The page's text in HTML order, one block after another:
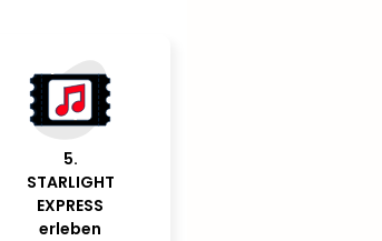
5.
STARLIGHT
EXPRESS
erleben